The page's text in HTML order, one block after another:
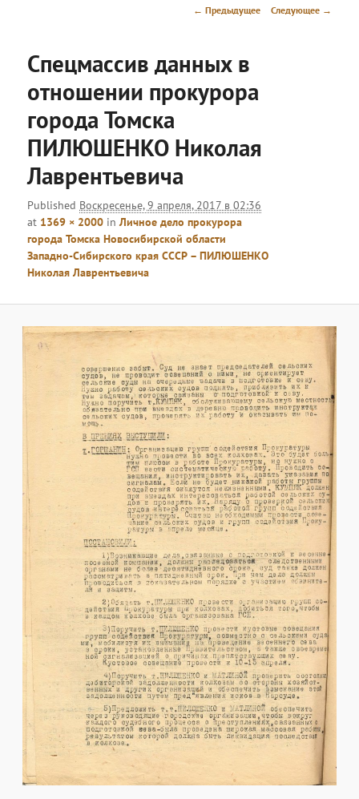
Навигация
← Предыдущее Следующее →
Спецмассив данных в
отношении прокурора
города Томска
ПИЛЮШЕНКО Николая
Лаврентьевича
Published Воскресенье, 9 апреля, 2017 в 02:36
at 1369 × 2000 inЛичное дело прокурора
города Томска Новосибирской области
Западно-Сибирского края СССР – ПИЛЮШЕНКО
Николая Лаврентьевича